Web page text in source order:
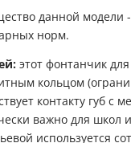
данной модели -
норм.
этот фонтанчик
кольцом
контакту губ с
важно для школ и
используется